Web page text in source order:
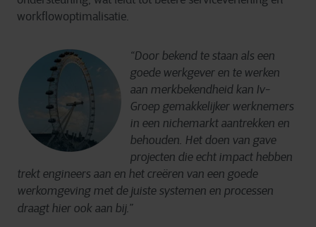
workflowoptimalisatie.
“Door bekend te staan als een
goede werkgever en te werken
aan merkbekendheid kan Iv-
Groep gemakkelijker werknemers
in een nichemarkt aantrekken en
behouden. Het doen van gave
projecten die echt impact hebben
trekt engineers aan en het creëren van een goede
werkomgeving met de juiste systemen en processen
draagt hier ook aan bij.”